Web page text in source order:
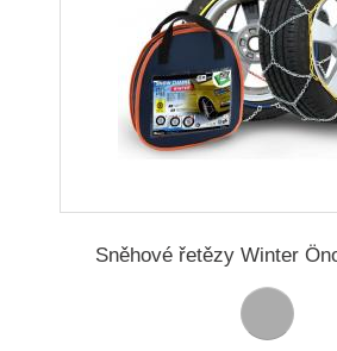
Sněhové řetězy Winter